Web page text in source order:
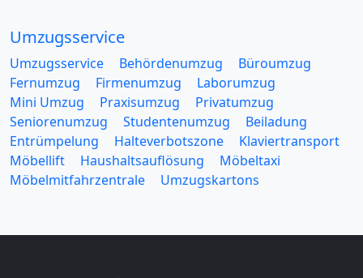
Umzugsservice
Umzugsservice Behördenumzug
Büroumzug
Fernumzug
Firmenumzug
Laborumzug
Mini Umzug
Praxisumzug
Privatumzug
Seniorenumzug
Studentenumzug
Beiladung
Entrümpelung
Halteverbotszone
Klaviertransport
Möbellift
Haushaltsauflösung
Möbeltaxi
Möbelmitfahrzentrale
Umzugskartons